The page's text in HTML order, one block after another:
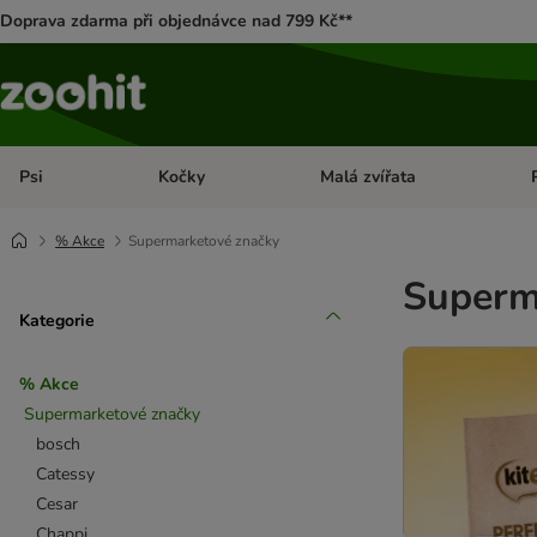
Doprava zdarma při objednávce nad 799 Kč**
Psi Otevřít menu: Psi
Kočky Otevřít menu: Kočky
Malá zvířata
% Akce Supermarketové značky
Kategorie
% Akce
Supermarketové značky
bosch
Catessy
Cesar